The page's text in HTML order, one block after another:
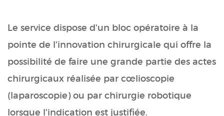
Le service dispose d'un bloc opératoire à la
pointe de l'innovation chirurgicale qui offre la
possibilité de faire une grande partie des actes
chirurgicaux réalisée par cœlioscopie
(laparoscopie) ou par chirurgie robotique
lorsque l'indication est justifiée.